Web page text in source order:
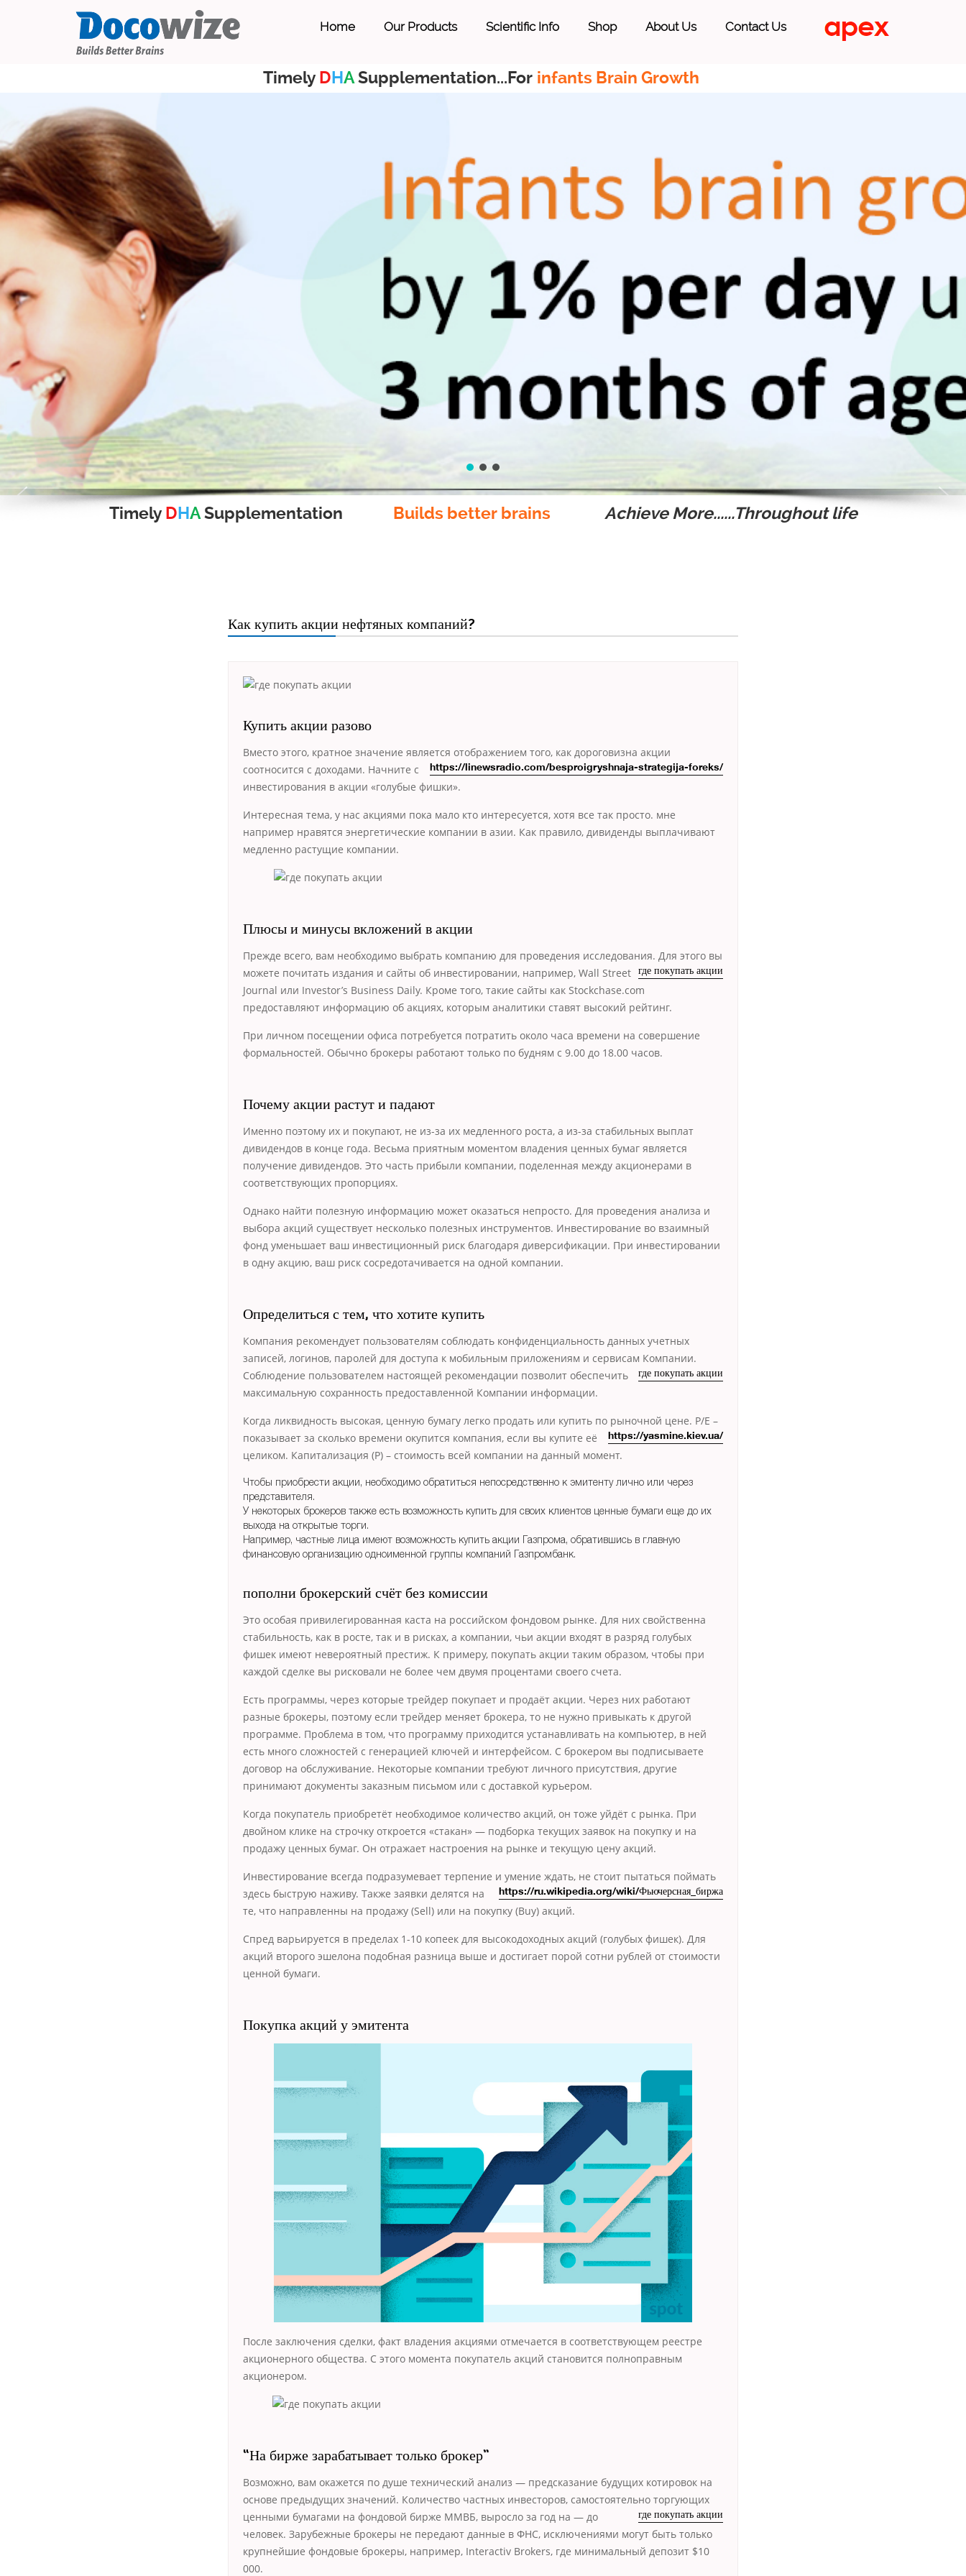
Home Our Products Scientific Info Shop About Us Contact Us
Timely DHASupplementation...For infants Brain Growth
Timely DHASupplementation Builds better brains Achieve More......Throughout life
Как купить акции нефтяных компаний?
Купить акции разово
Вместо этого, кратное значение является отображением того, как дороговизна акции
https://linewsradio.com/besproigryshnaja-strategija-foreks/
соотносится с доходами. Начните с
инвестирования в акции «голубые фишки».
Интересная тема, у нас акциями пока мало кто интересуется, хотя все так просто. мне
например нравятся энергетические компании в азии. Как правило, дивиденды выплачивают
медленно растущие компании.
Плюсы и минусы вкложений в акции
Прежде всего, вам необходимо выбрать компанию для проведения исследования. Для этого вы
можете почитать издания и сайты об инвестировании, например, Wall Street
где покупать акции
Journal или Investor’s Business Daily. Кроме того, такие сайты как Stockchase.com
предоставляют информацию об акциях, которым аналитики ставят высокий рейтинг.
При личном посещении офиса потребуется потратить около часа времени на совершение
формальностей. Обычно брокеры работают только по будням с 9.00 до 18.00 часов.
Почему акции растут и падают
Именно поэтому их и покупают, не из-за их медленного роста, а из-за стабильных выплат
дивидендов в конце года. Весьма приятным моментом владения ценных бумаг является
получение дивидендов. Это часть прибыли компании, поделенная между акционерами в
соответствующих пропорциях.
Однако найти полезную информацию может оказаться непросто. Для проведения анализа и
выбора акций существует несколько полезных инструментов. Инвестирование во взаимный
фонд уменьшает ваш инвестиционный риск благодаря диверсификации. При инвестировании
в одну акцию, ваш риск сосредотачивается на одной компании.
Определиться с тем, что хотите купить
Компания рекомендует пользователям соблюдать конфиденциальность данных учетных
записей, логинов, паролей для доступа к мобильным приложениям и сервисам
где покупать акции
Компании.
Соблюдение пользователем настоящей рекомендации позволит обеспечить
максимальную сохранность предоставленной Компании информации.
Когда ликвидность высокая, ценную бумагу легко продать или купить по рыночной цене. P/E –
показывает за сколько времени
https://yasmine.kiev.ua/
окупится компания, если вы купите её
целиком. Капитализация (P) – стоимость всей компании на данный момент.
Чтобы приобрести акции, необходимо обратиться непосредственно к эмитенту лично или через
представителя.
У некоторых брокеров также есть возможность купить для своих клиентов ценные бумаги еще до их
выхода на открытые торги.
Например, частные лица имеют возможность купить акции Газпрома, обратившись в главную
финансовую организацию одноименной группы компаний Газпромбанк.
пополни брокерский счёт без комиссии
Это особая привилегированная каста на российском фондовом рынке. Для них свойственна
стабильность, как в росте, так и в рисках, а компании, чьи акции входят в разряд голубых
фишек имеют невероятный престиж. К примеру, покупать акции таким образом, чтобы при
каждой сделке вы рисковали не более чем двумя процентами своего счета.
Есть программы, через которые трейдер покупает и продаёт акции. Через них работают
разные брокеры, поэтому если трейдер меняет брокера, то не нужно привыкать к другой
программе. Проблема в том, что программу приходится устанавливать на компьютер, в ней
есть много сложностей с генерацией ключей и интерфейсом. С брокером вы подписываете
договор на обслуживание. Некоторые компании требуют личного присутствия, другие
принимают документы заказным письмом или с доставкой курьером.
Когда покупатель приобретёт необходимое количество акций, он тоже уйдёт с рынка. При
двойном клике на строчку откроется «стакан» — подборка текущих заявок на покупку и на
продажу ценных бумаг. Он отражает настроения на рынке и текущую цену акций.
Инвестирование всегда подразумевает терпение и умение ждать, не стоит пытаться поймать
здесь быструю
https://ru.wikipedia.org/wiki/Фьючерсная_биржа
наживу. Также заявки делятся на
те, что направленны на продажу (Sell) или на покупку (Buy) акций.
Спред варьируется в пределах 1-10 копеек для высокодоходных акций (голубых фишек). Для
акций второго эшелона подобная разница выше и достигает порой сотни рублей от стоимости
ценной бумаги.
Покупка акций у эмитента
После заключения сделки, факт владения акциями отмечается в соответствующем реестре
акционерного общества. С этого момента покупатель акций становится полноправным
акционером.
“На бирже зарабатывает только брокер”
Возможно, вам окажется по душе технический анализ — предсказание будущих котировок на
основе предыдущих значений. Количество частных инвесторов, самостоятельно торгующих
ценными бумагами на фондовой бирже ММВБ,
где покупать акции
выросло за год на — до
человек. Зарубежные брокеры не передают данные в ФНС, исключениями могут быть только
крупнейшие фондовые брокеры, например, Interactiv Brokers, где минимальный депозит $10
000.